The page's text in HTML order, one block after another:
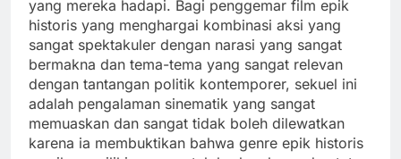
yang mereka hadapi. Bagi penggemar film epik
historis yang menghargai kombinasi aksi yang
sangat spektakuler dengan narasi yang sangat
bermakna dan tema-tema yang sangat relevan
dengan tantangan politik kontemporer, sekuel ini
adalah pengalaman sinematik yang sangat
memuaskan dan sangat tidak boleh dilewatkan
karena ia membuktikan bahwa genre epik historis